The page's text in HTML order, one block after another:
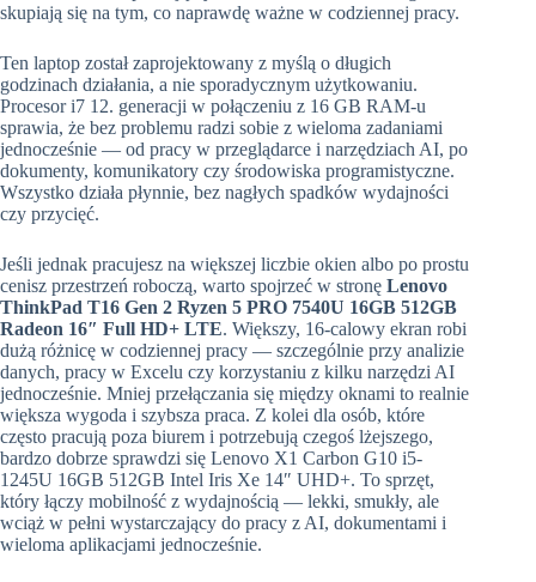
skupiają się na tym, co naprawdę ważne w codziennej pracy.
Ten laptop został zaprojektowany z myślą o długich
godzinach działania, a nie sporadycznym użytkowaniu.
Procesor i7 12. generacji w połączeniu z 16 GB RAM-u
sprawia, że bez problemu radzi sobie z wieloma zadaniami
jednocześnie — od pracy w przeglądarce i narzędziach AI, po
dokumenty, komunikatory czy środowiska programistyczne.
Wszystko działa płynnie, bez nagłych spadków wydajności
czy przycięć.
Jeśli jednak pracujesz na większej liczbie okien albo po prostu
cenisz przestrzeń roboczą, warto spojrzeć w stronę Lenovo
ThinkPad T16 Gen 2 Ryzen 5 PRO 7540U 16GB 512GB
Radeon 16″ Full HD+ LTE. Większy, 16-calowy ekran robi
dużą różnicę w codziennej pracy — szczególnie przy analizie
danych, pracy w Excelu czy korzystaniu z kilku narzędzi AI
jednocześnie. Mniej przełączania się między oknami to realnie
większa wygoda i szybsza praca. Z kolei dla osób, które
często pracują poza biurem i potrzebują czegoś lżejszego,
bardzo dobrze sprawdzi się Lenovo X1 Carbon G10 i5-
1245U 16GB 512GB Intel Iris Xe 14″ UHD+. To sprzęt,
który łączy mobilność z wydajnością — lekki, smukły, ale
wciąż w pełni wystarczający do pracy z AI, dokumentami i
wieloma aplikacjami jednocześnie.